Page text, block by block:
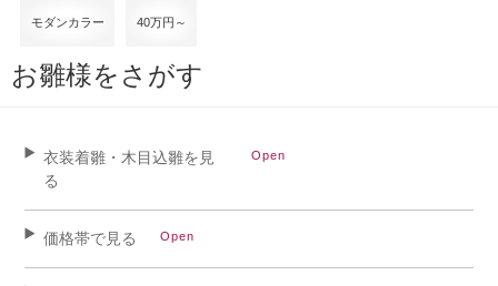
モダンカラー 40万円～
お雛様をさがす
衣装着雛・木目込雛を見
る
価格帯で見る